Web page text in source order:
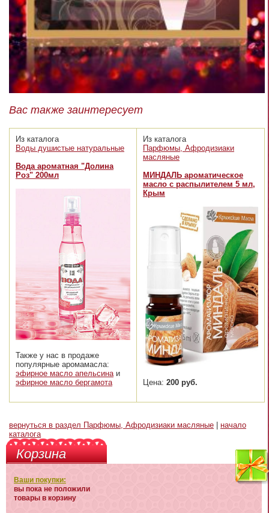
Вас также заинтересует
Из каталога
Воды душистые натуральные
Вода ароматная "Долина
Роз" 200мл
Также у нас в продаже
популярные аромамасла:
эфирное масло апельсинаи
эфирное масло бергамота
Из каталога
Парфюмы, Афродизиаки
масляные
МИНДАЛЬ ароматическое
масло с распылителем 5 мл,
Крым
Цена: 200 руб.
вернуться в раздел Парфюмы, Афродизиаки масляные
начало
каталога
Корзина
Ваши покупки:
вы пока не положили
товары в корзину